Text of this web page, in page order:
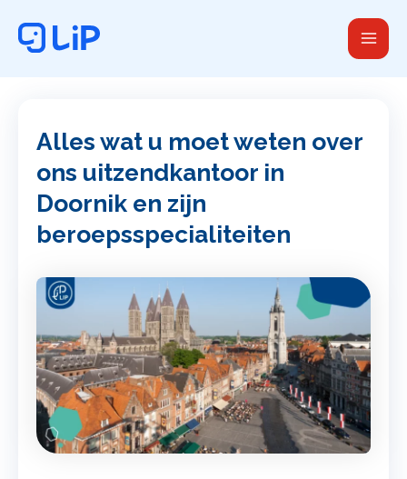
naar
Alles wat u moet weten over
ons uitzendkantoor in
Doornik en zijn
beroepsspecialiteiten